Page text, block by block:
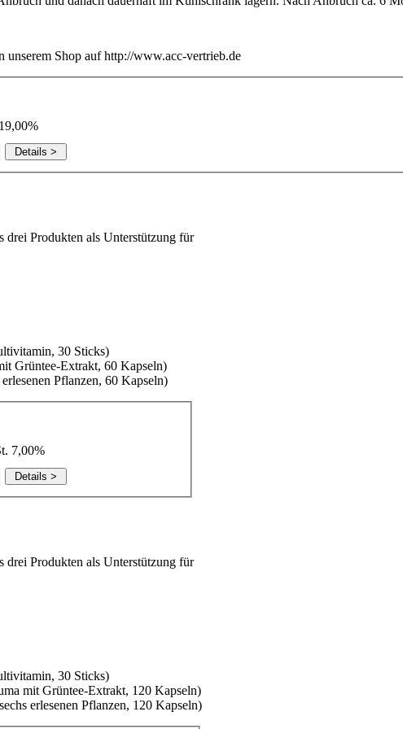
Shop auf http://www.acc-vertrieb.de
drei Produkten als Unterstützung für
30 Sticks)
Grüntee-Extrakt, 60 Kapseln)
Pflanzen, 60 Kapseln)
7,00%
drei Produkten als Unterstützung für
30 Sticks)
mit Grüntee-Extrakt, 120 Kapseln)
erlesenen Pflanzen, 120 Kapseln)